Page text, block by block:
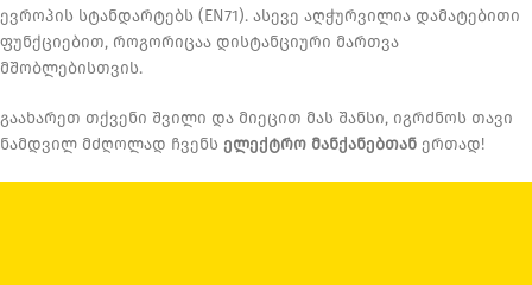
ევროპის სტანდარტებს (EN71). ასევე აღჭურვილია დამატებითი
ფუნქციებით, როგორიცაა დისტანციური მართვა
მშობლებისთვის.
გაახარეთ თქვენი შვილი და მიეცით მას შანსი, იგრძნოს თავი
ნამდვილ მძღოლად ჩვენს ელექტრო მანქანებთან ერთად!